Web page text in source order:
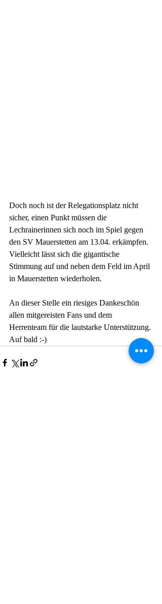
Doch noch ist der Relegationsplatz nicht
sicher, einen Punkt müssen die
Lechrainerinnen sich noch im Spiel gegen
den SV Mauerstetten am 13.04. erkämpfen.
Vielleicht lässt sich die gigantische
Stimmung auf und neben dem Feld im April
in Mauerstetten wiederholen.
An dieser Stelle ein riesiges Dankeschön
allen mitgereisten Fans und dem
Herrenteam für die lautstarke Unterstützung.
Auf bald :-)